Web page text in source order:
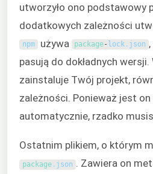
utworzyło ono podstawowy
dodatkowych zależności
npm używa package- lock . json
pasują do dokładnych
zainstaluje Twój projekt,
zależności. Ponieważ jest
automatycznie, rzadko
Ostatnim plikiem, o którym
package. json . Zawiera on